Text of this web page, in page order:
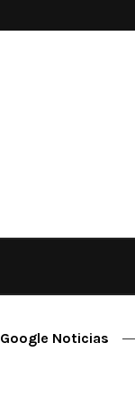
Google Noticias